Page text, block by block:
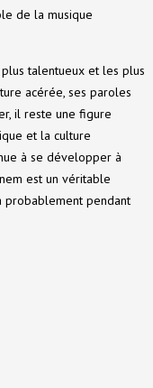
de la musique
talentueux et les plus
acérée, ses paroles
il reste une figure
et la culture
à se développer à
est un véritable
probablement pendant